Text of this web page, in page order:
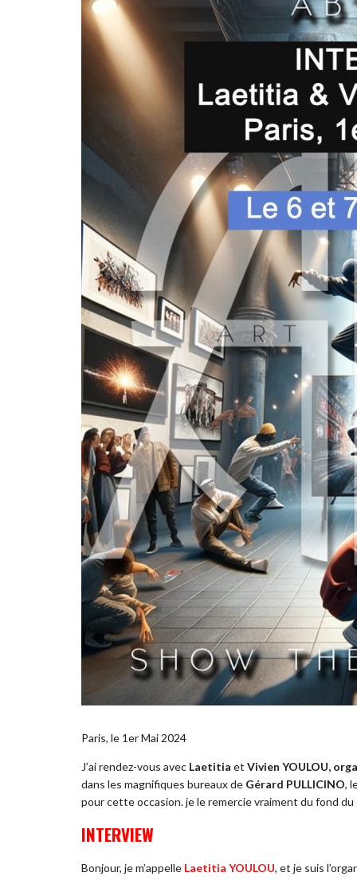
Paris, le 1er Mai 2024
J’ai rendez-vous avec Laetitia et Vivien YOULOU,
dans les magnifiques bureaux de Gérard PULLICINO,
pour cette occasion. je le remercie vraiment du fond du
INTERVIEW
Bonjour, je m’appelle Laetitia YOULOU, et je suis